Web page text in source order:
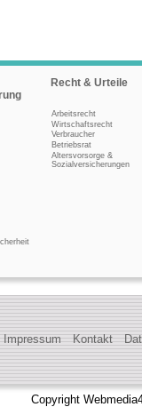
Recht & Urteile
Arbeitsrecht
Wirtschaftsrecht
Verbraucher
Betriebsrat
Altersvorsorge &
Sozialversicherungen
Impressum Kontakt
Copyright